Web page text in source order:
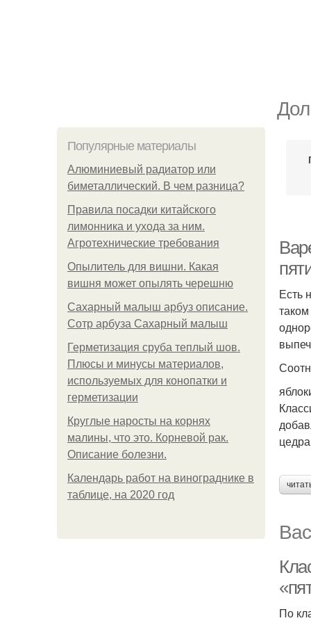
Популярные материалы
Алюминиевый радиатор или
биметаллический. В чем разница?
Правила посадки китайского
лимонника и ухода за ним.
Агротехнические требования
Опылитель для вишни. Какая
вишня может опылять черешню
Сахарный малыш арбуз описание.
Сотр арбуза Сахарный малыш
Герметизация сруба теплый шов.
Плюсы и минусы материалов,
используемых для конопатки и
герметизации
Круглые наросты на корнях
малины, что это. Корневой рак.
Описание болезни.
Календарь работ на винограднике в
таблице, на 2020 год
Есть
По